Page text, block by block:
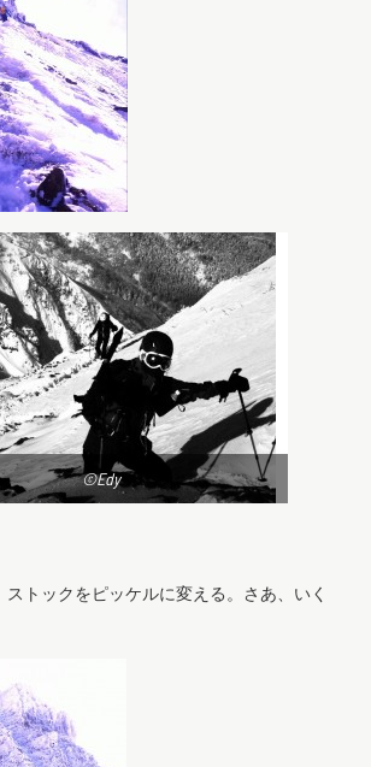
©Edy
トックをピッケルに変える。さあ、いく